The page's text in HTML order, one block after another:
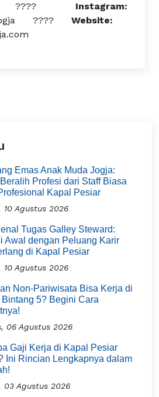
???? Instagram:
???? Website:
Emas Anak Muda Jogja:
Profesi dari Staff Biasa
Kapal Pesiar
10 Agustus 2026
Tugas Galley Steward:
Awal dengan Peluang Karir
di Kapal Pesiar
10 Agustus 2026
Non-Pariwisata Bisa Kerja di
Bintang 5? Begini Cara
06 Agustus 2026
Gaji Kerja di Kapal Pesiar
Ini Rincian Lengkapnya dalam
03 Agustus 2026